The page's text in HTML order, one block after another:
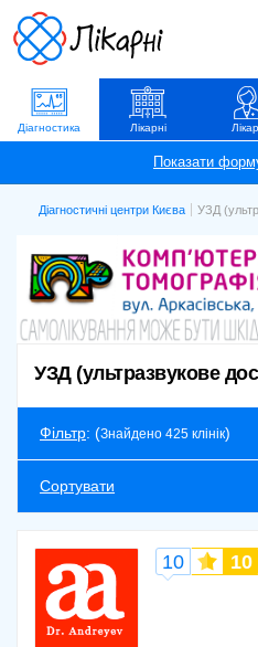
Діагностика Лікарні
Діагностичні центри Києва УЗД
УЗД (ультразвукове
Фільтр: (Знайдено 425 клінік)
Сортувати
10 10